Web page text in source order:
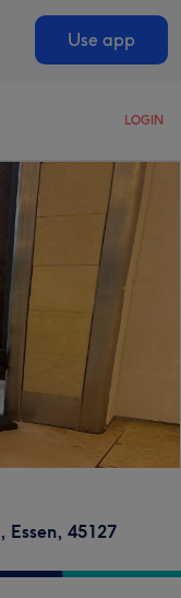
Use app
LOGIN
, Essen, 45127